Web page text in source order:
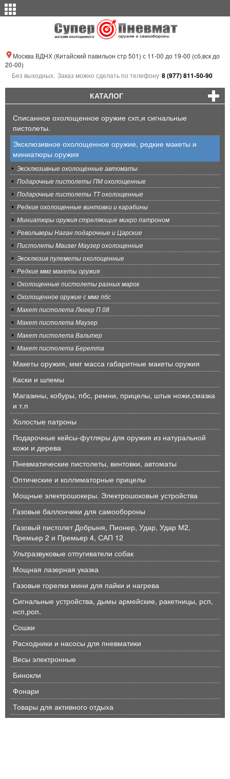
Москва ВДНХ (Китайский павильон стр 501) с 11-00 до 19-00 (сб,вск до
20-00)
Без выходных. Заказ можно сделать по телефону 8 (977) 811-50-90
КАТАЛОГ
Списанное охолощенное оружие схп,и сигнальные
пистолеты.
Эксклюзивное охолощенное оружие, редкие макеты и
миниатюры оружия
Эксклюзивные охолощенные автоматы
Подарочные пистолеты ПМ охолощенные
Подарочные пистолеты ТТ охолощенные
Редкие охолощенные винтовки и карабины
Миниатюры оружия стреляющие микро патроном
Револьверы Наган подарочные и Царские
Пистолеты Mauser Маузер охолощенные
Эксклюзив пулеметы охолощенные
Редкие ммг макеты оружия
Охолощенные пистолеты разных марок
Охолощенное оружие с ммг пбс
Макет пистолета Люгер П 08
Макет пистолета Маузер
Макет пистолета Вальтер
Макет пистолета Беретта
Макеты оружия, ммг масса габаритные макеты оружия
Каски и шлемы
Магазины, кобуры, пбс, ремни, прицелы, штык ножи,смазка
и т.п
Холостые патроны
Подарочные кейсы-футляры для оружия из натуральной
кожи и дерева
Пневматические пистолеты, винтовки, автоматы
Оптические и коллиматорные прицелы
Мощные электрошокеры. Электрошоковые устройства
Газовые баллончики для самообороны
Газовый пистолет Добрыня, Пионер, Удар, Удар М2,
Премьер 2 и Премьер 4, САП 12
Ультразвуковые отпугиватели собак
Мощная лазерная указка
Газовые горелки мини для пайки и нагрева
Сигнальные устройства, дымы армейские, ракетницы, рсп,
нсп,роп.
Сошки
Расходники и насосы для пневматики
Весы электронные
Бинокли
Фонари
Товары для активного отдыха